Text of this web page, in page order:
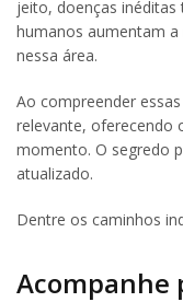
jeito, doenças inéditas
humanos aumentam
nessa área.
Ao compreender
relevante, oferecendo
momento. O segredo
atualizado.
Dentre os caminhos
Acompanhe